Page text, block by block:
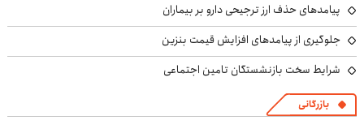
پیامدهای حذف ارز ترجیحی دارو بر بیماران
جلوگیری از پیامدهای افزایش قیمت بنزین
شرایط سخت بازنشستگان تامین اجتماعی
بازرگانی